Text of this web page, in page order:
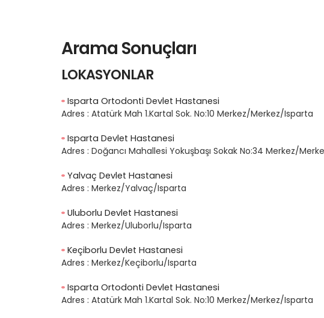
Arama Sonuçları
LOKASYONLAR
Isparta Ortodonti Devlet Hastanesi
Adres : Atatürk Mah 1.Kartal Sok. No:10 Merkez/Merkez/Isparta
Isparta Devlet Hastanesi
Adres : Doğancı Mahallesi Yokuşbaşı Sokak No:34 Merkez/
Yalvaç Devlet Hastanesi
Adres : Merkez/Yalvaç/Isparta
Uluborlu Devlet Hastanesi
Adres : Merkez/Uluborlu/Isparta
Keçiborlu Devlet Hastanesi
Adres : Merkez/Keçiborlu/Isparta
Isparta Ortodonti Devlet Hastanesi
Adres : Atatürk Mah 1.Kartal Sok. No:10 Merkez/Merkez/Isparta